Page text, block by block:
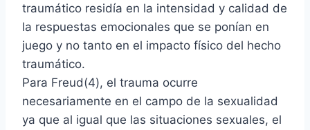
traumático residía en la intensidad y calidad de
la respuestas emocionales que se ponían en
juego y no tanto en el impacto físico del hecho
traumático.
Para Freud(4), el trauma ocurre
necesariamente en el campo de la sexualidad
ya que al igual que las situaciones sexuales, el